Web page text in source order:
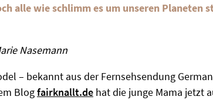
alle wie schlimm es um unseren Planeten
Nasemann
– bekannt aus der Fernsehsendung
Blogfairknallt.de hat die junge Mama jetzt